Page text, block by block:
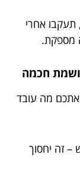
אחרי
מספקת.
חכמה
מה עובד
– זה יחסוך